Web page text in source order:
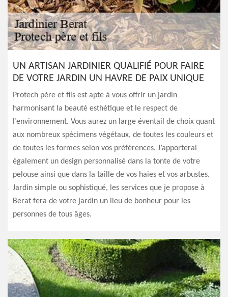
UN ARTISAN JARDINIER QUALIFIÉ POUR FAIRE
DE VOTRE JARDIN UN HAVRE DE PAIX UNIQUE
Protech père et fils est apte à vous offrir un jardin
harmonisant la beauté esthétique et le respect de
l’environnement. Vous aurez un large éventail de choix quant
aux nombreux spécimens végétaux, de toutes les couleurs et
de toutes les formes selon vos préférences. J’apporterai
également un design personnalisé dans la tonte de votre
pelouse ainsi que dans la taille de vos haies et vos arbustes.
Jardin simple ou sophistiqué, les services que je propose à
Berat fera de votre jardin un lieu de bonheur pour les
personnes de tous âges.